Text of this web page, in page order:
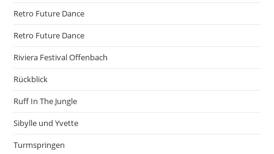
Retro Future Dance
Retro Future Dance
Riviera Festival Offenbach
Rückblick
Ruff In The Jungle
Sibylle und Yvette
Turmspringen